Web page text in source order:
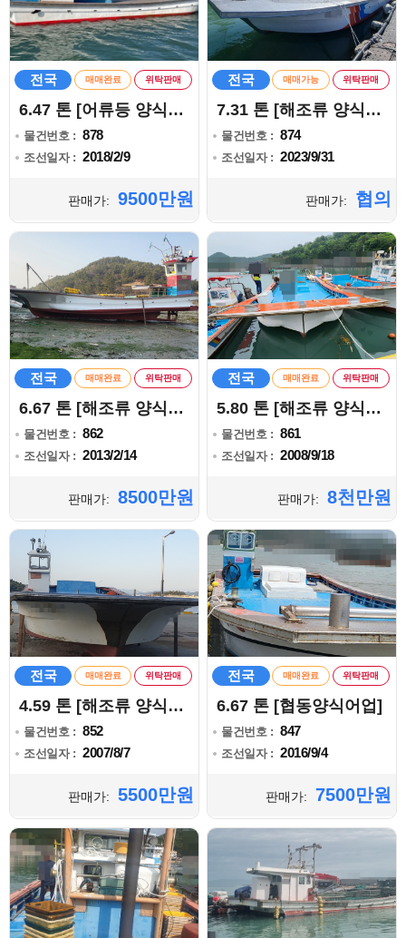
전국 매매완료 위탁판매
6.47 톤 [어류등 양식어업]
물건번호 : 878
조선일자 : 2018/2/9
판매가: 9500만원
전국 매매가능 위탁판매
7.31 톤 [해조류 양식어업]
물건번호 : 874
조선일자 : 2023/9/31
판매가: 협의
전국 매매완료 위탁판매
6.67 톤 [해조류 양식어업]
물건번호 : 862
조선일자 : 2013/2/14
판매가: 8500만원
전국 매매완료 위탁판매
5.80 톤 [해조류 양식어업]
물건번호 : 861
조선일자 : 2008/9/18
판매가: 8천만원
전국 매매완료 위탁판매
4.59 톤 [해조류 양식어업]
물건번호 : 852
조선일자 : 2007/8/7
판매가: 5500만원
전국 매매완료 위탁판매
6.67 톤 [협동양식어업]
물건번호 : 847
조선일자 : 2016/9/4
판매가: 7500만원